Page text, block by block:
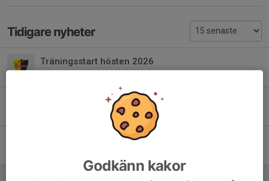
Tidigare nyheter
Träningsstart hösten 2026
Tävlingar utomhus
1
Godkänn kakor